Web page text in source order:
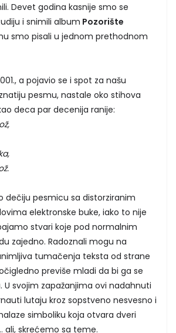
Devet godina kasnije smo se
i snimili album Pozorište
smo pisali u jednom prethodnom
a pojavio se i spot za našu
pesmu, nastale oko stihova
deca par decenija ranije:
dečiju pesmicu sa distorziranim
elektronske buke, iako to nije
stvari koje pod normalnim
zajedno. Radoznali mogu na
tumačenja teksta od strane
previše mladi da bi ga se
U svojim zapažanjima ovi nadahnuti
lutaju kroz sopstveno nesvesno i
simboliku koja otvara dveri
ali, skrećemo sa teme.